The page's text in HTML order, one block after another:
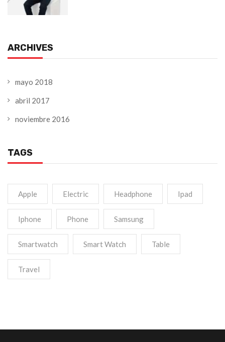
ARCHIVES
mayo 2018
abril 2017
noviembre 2016
TAGS
Apple Electric Headphone Ipad
Iphone Phone Samsung
Smartwatch Smart Watch Table
Travel